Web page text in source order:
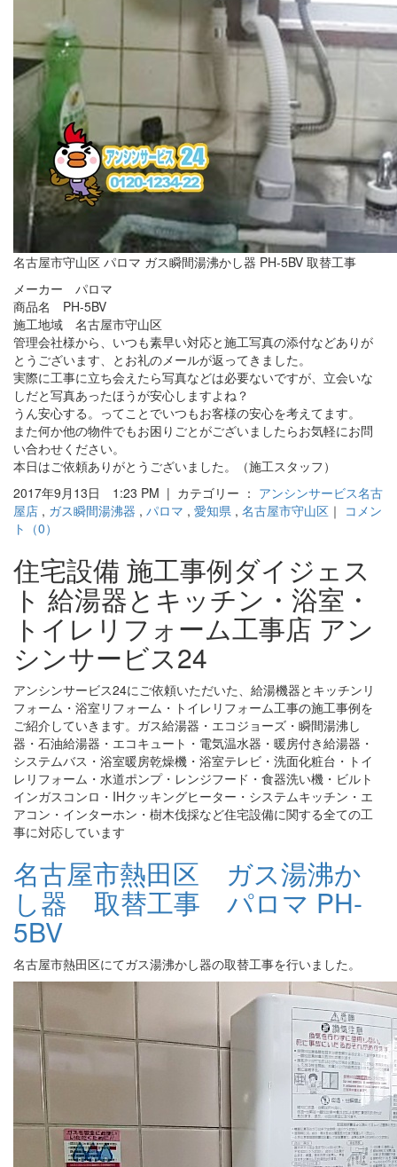
名古屋市守山区 パロマ ガス瞬間湯沸かし器 PH-5BV 取替工事
メーカー パロマ
商品名 PH-5BV
施工地域 名古屋市守山区
管理会社様から、いつも素早い対応と施工写真の添付などありが
とうございます、とお礼のメールが返ってきました。
実際に工事に立ち会えたら写真などは必要ないですが、立会いな
しだと写真あったほうが安心しますよね？
うん安心する。ってことでいつもお客様の安心を考えてます。
また何か他の物件でもお困りごとがございましたらお気軽にお問
い合わせください。
本日はご依頼ありがとうございました。（施工スタッフ）
2017年9月13日 1:23 PM | カテゴリー ： アンシンサービス名古
屋店 , ガス瞬間湯沸器 , パロマ , 愛知県 , 名古屋市守山区 ｜ コメン
ト（0）
住宅設備 施工事例ダイジェス
ト 給湯器とキッチン・浴室・
トイレリフォーム工事店 アン
シンサービス24
アンシンサービス24にご依頼いただいた、給湯機器とキッチンリ
フォーム・浴室リフォーム・トイレリフォーム工事の施工事例を
ご紹介していきます。ガス給湯器・エコジョーズ・瞬間湯沸し
器・石油給湯器・エコキュート・電気温水器・暖房付き給湯器・
システムバス・浴室暖房乾燥機・浴室テレビ・洗面化粧台・トイ
レリフォーム・水道ポンプ・レンジフード・食器洗い機・ビルト
インガスコンロ・IHクッキングヒーター・システムキッチン・エ
アコン・インターホン・樹木伐採など住宅設備に関する全ての工
事に対応しています
名古屋市熱田区 ガス湯沸か
し器 取替工事 パロマ PH-
5BV
名古屋市熱田区にてガス湯沸かし器の取替工事を行いました。